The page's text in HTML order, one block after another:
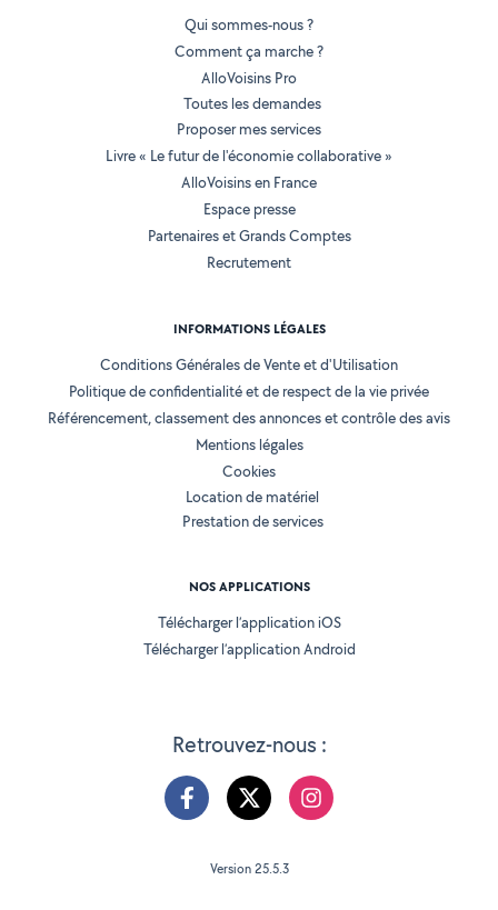
Retrouvez-nous :
Qui sommes-nous ?
Comment ça marche ?
AlloVoisins Pro
Toutes les demandes
Proposer mes services
Livre « Le futur de l'économie collaborative »
AlloVoisins en France
Espace presse
Partenaires et Grands Comptes
Recrutement
INFORMATIONS LÉGALES
Conditions Générales de Vente et d'Utilisation
Politique de confidentialité et de respect de la vie privée
Référencement, classement des annonces et contrôle des avis
Mentions légales
Cookies
Location de matériel
Prestation de services
NOS APPLICATIONS
Télécharger l’application iOS
Télécharger l’application Android
Version 25.5.3